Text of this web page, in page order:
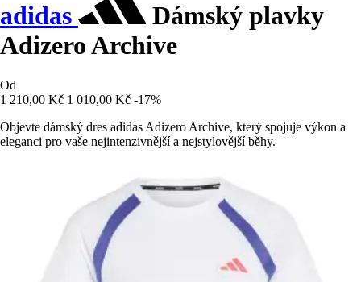
adidas
Dámský plavky
Adizero Archive
Od
1 210,00 Kč 1 010,00 Kč -17%
Objevte dámský dres adidas Adizero Archive, který spojuje výkon a
eleganci pro vaše nejintenzivnější a nejstylovější běhy.